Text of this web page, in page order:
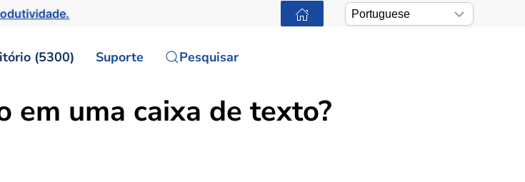
(5300) Suporte Pesquisar
em uma caixa de texto?